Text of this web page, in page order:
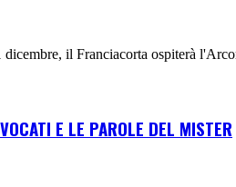
il Franciacorta ospiterà
E LE PAROLE DEL MISTER